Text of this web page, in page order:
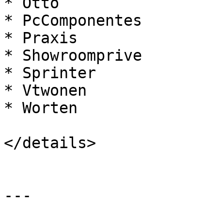
* PcComponentes
* Praxis
* Showroomprive
* Sprinter
* Vtwonen
* Worten
</details>
---